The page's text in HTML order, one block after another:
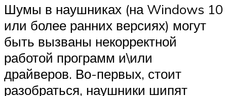
Шумы в наушниках (на Windows 10
или более ранних версиях) могут
быть вызваны некорректной
работой программ и\или
драйверов. Во-первых, стоит
разобраться, наушники шипят